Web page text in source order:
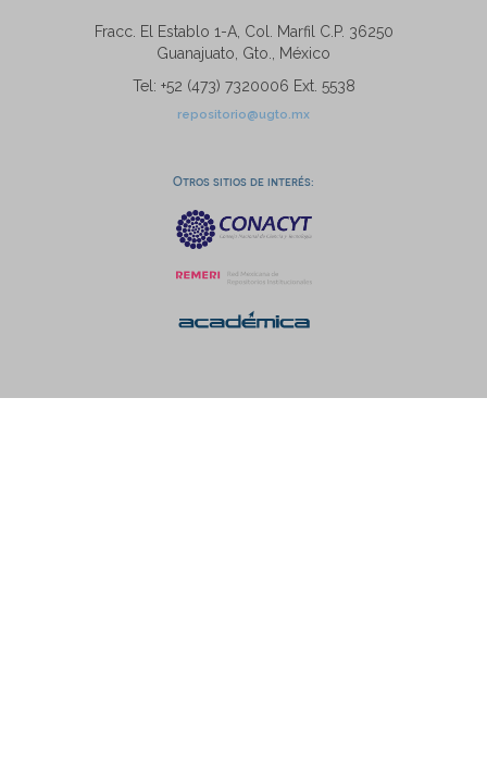
Fracc. El Establo 1-A, Col. Marfil C.P. 36250
Guanajuato, Gto., México
Tel: +52 (473) 7320006 Ext. 5538
repositorio@ugto.mx
Otros sitios de interés: